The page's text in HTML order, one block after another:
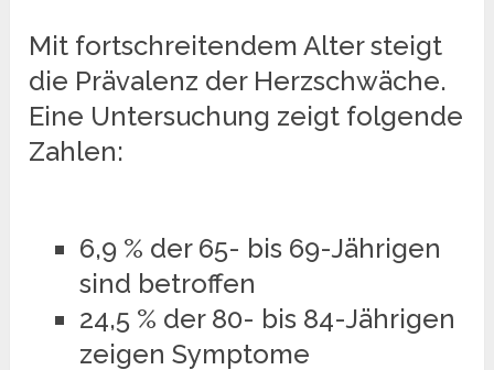
Mit fortschreitendem Alter steigt
die Prävalenz der Herzschwäche.
Eine Untersuchung zeigt folgende
Zahlen:
6,9 % der 65- bis 69-Jährigen
sind betroffen
24,5 % der 80- bis 84-Jährigen
zeigen Symptome